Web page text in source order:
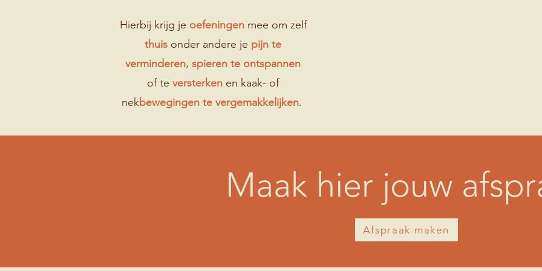
Hierbij krijg je oefeningenmee om zelf
thuis onder andere je pijn te
verminderen, spieren te ontspannen
of te versterken en kaak- of
nekbewegingen te vergemakkelijken.
Maak hier jouw
Afspraak maken